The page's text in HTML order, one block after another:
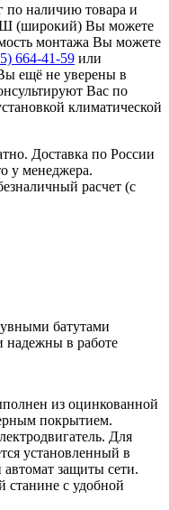
по наличию товара и
(широкий) Вы можете
монтажа Вы можете
664-41-59 или
ещё не уверены в
Вас по
климатической
Доставка по России
у менеджера.
расчет (с
батутами
надежны в работе
из оцинкованной
покрытием.
Для
установленный в
защиты сети.
станине с удобной